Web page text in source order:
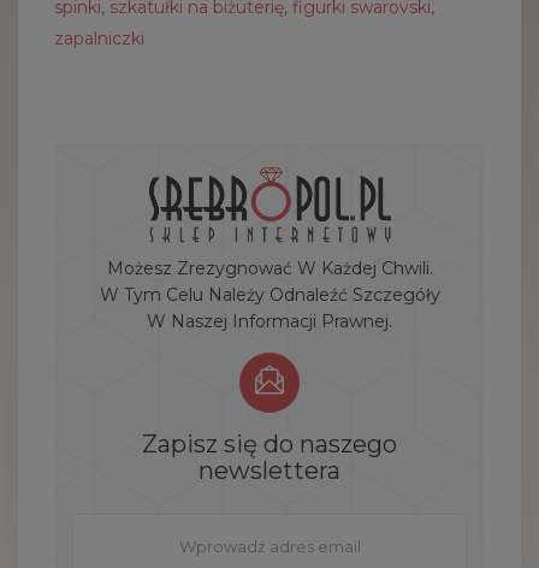
spinki, szkatułki na biżuterię, figurki swarovski,
zapalniczki
Możesz Zrezygnować W Każdej Chwili.
W Tym Celu Należy Odnaleźć Szczegóły
W Naszej Informacji Prawnej.
Zapisz się do naszego
newslettera